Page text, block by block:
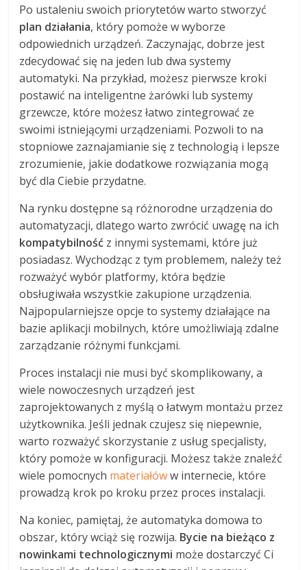
Po ustaleniu swoich priorytetów warto stworzyć
plan działania, który pomoże w wyborze
odpowiednich urządzeń. Zaczynając, dobrze jest
zdecydować się na jeden lub dwa systemy
automatyki. Na przykład, możesz pierwsze kroki
postawić na inteligentne żarówki lub systemy
grzewcze, które możesz łatwo zintegrować ze
swoimi istniejącymi urządzeniami. Pozwoli to na
stopniowe zaznajamianie się z technologią i lepsze
zrozumienie, jakie dodatkowe rozwiązania mogą
być dla Ciebie przydatne.
Na rynku dostępne są różnorodne urządzenia do
automatyzacji, dlatego warto zwrócić uwagę na ich
kompatybilność z innymi systemami, które już
posiadasz. Wychodząc z tym problemem, należy też
rozważyć wybór platformy, która będzie
obsługiwała wszystkie zakupione urządzenia.
Najpopularniejsze opcje to systemy działające na
bazie aplikacji mobilnych, które umożliwiają zdalne
zarządzanie różnymi funkcjami.
Proces instalacji nie musi być skomplikowany, a
wiele nowoczesnych urządzeń jest
zaprojektowanych z myślą o łatwym montażu przez
użytkownika. Jeśli jednak czujesz się niepewnie,
warto rozważyć skorzystanie z usług specjalisty,
który pomoże w konfiguracji. Możesz także znaleźć
wiele pomocnych materiałóww internecie, które
prowadzą krok po kroku przez proces instalacji.
Na koniec, pamiętaj, że automatyka domowa to
obszar, który wciąż się rozwija. Bycie na bieżąco z
nowinkami technologicznymi może dostarczyć Ci